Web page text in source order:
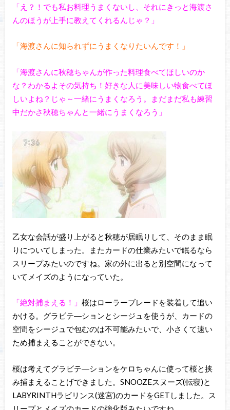
「え？！でも私お料理うまくないし、それにきっと海渡さ
んのほうが上手に教えてくれるんじゃ？」
「海渡さんに知られずにうまくなりたいんです！」
「海渡さんに秋穂ちゃんが作った料理食べてほしいのか
な？わかるよその気持ち！好きな人に美味しい物食べてほ
しいよね？じゃ～一緒にうまくなろう。まだまだ私も練習
中だかさ秋穂ちゃんと一緒にうまくなろう」
乙女な会話が盛り上がると秋穂が居眠りして、そのまま眠
りについてしまった。またカードの仕業みたいで眠るなら
スリープみたいのですね。家の外に出ると別空間になって
いてメイズのようになっていた。
「絶対捕まえる！」 桜はローラーブレードを装着して追い
かける。グラビテ―ションとシージュを使うが、カードの
空間をシージュで包むのは不可能みたいで、小さくて速い
ため捕まえることができない。
桜は考えてグラビテ―ションをケロちゃんに使って桜と挟
み捕まえることげできました。SNOOZEスヌーズ(転寝)と
LABYRINTHラビリンス(迷宮)のカードをGETしました。ス